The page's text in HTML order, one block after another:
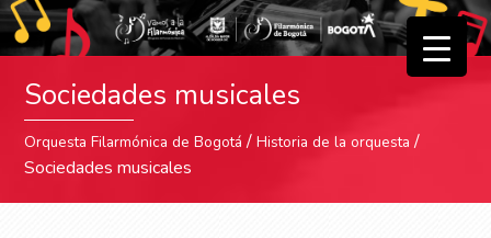
Sociedades musicales
Orquesta Filarmónica de Bogotá /Historia de la orquesta /
Sociedades musicales